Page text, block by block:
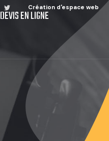
Création d'espace web
DEVIS EN LIGNE